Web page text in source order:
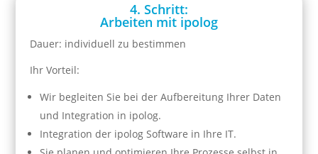
4. Schritt:
Arbeiten mit ipolog
Dauer: individuell zu bestimmen
Ihr Vorteil:
Wir begleiten Sie bei der Aufbereitung Ihrer Daten
und Integration in ipolog.
Integration der ipolog Software in Ihre IT.